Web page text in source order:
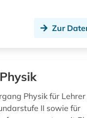
wissenschaftsgeschichte (1)
(10)
(1)
Zur
Physik für Lehrer
II sowie für